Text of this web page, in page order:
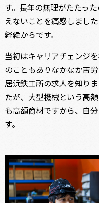
す。長年の無理がたたっ
えないことを痛感しまし
経緯からです。
当初はキャリアチェンジ
のこともありなかなか苦
居浜鉄工所の求人を知り
たが、大型機械という高
も高額商材ですから、自
す。